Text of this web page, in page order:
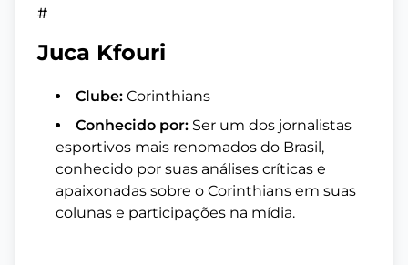
#
Juca Kfouri
Clube: Corinthians
Conhecido por: Ser um dos jornalistas
esportivos mais renomados do Brasil,
conhecido por suas análises críticas e
apaixonadas sobre o Corinthians em suas
colunas e participações na mídia.